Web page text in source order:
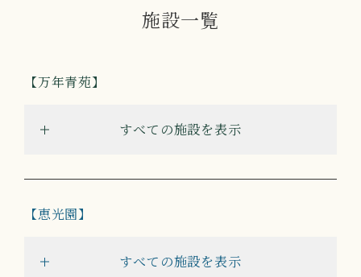
施設一覧
万年青苑
すべての施設を表示
恵光園
すべての施設を表示